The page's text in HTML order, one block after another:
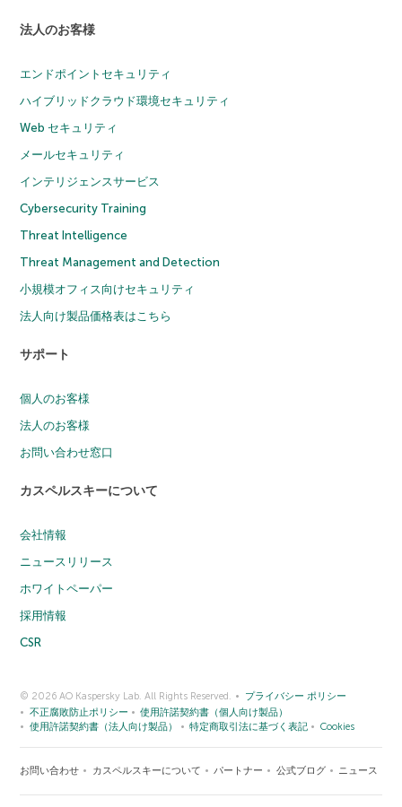
法人のお客様
エンドポイントセキュリティ
ハイブリッドクラウド環境セキュリティ
Web セキュリティ
メールセキュリティ
インテリジェンスサービス
Cybersecurity Training
Threat Intelligence
Threat Management and Detection
小規模オフィス向けセキュリティ
法人向け製品価格表はこちら
サポート
個人のお客様
法人のお客様
お問い合わせ窓口
カスペルスキーについて
会社情報
ニュースリリース
ホワイトペーパー
採用情報
CSR
© 2026 AO Kaspersky Lab. All Rights Reserved.
プライバシー ポリシー
不正腐敗防止ポリシー
使用許諾契約書（個人向け製品）
使用許諾契約書（法人向け製品）
特定商取引法に基づく表記 Cookies
お問い合わせ カスペルスキーについて パートナー 公式ブログ ニュース